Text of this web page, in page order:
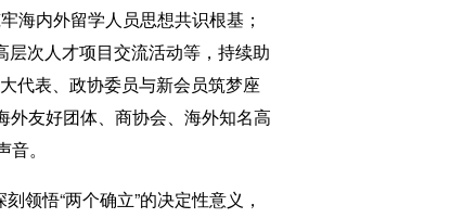
海内外留学人员思想共识根基；
层次人才项目交流活动等，持续助
代表、政协委员与新会员筑梦座
外友好团体、商协会、海外知名高
。
悟“两个确立”的决定性意义，